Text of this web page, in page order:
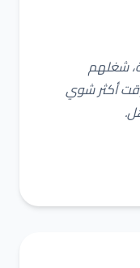
شغلهم
أكثر شوي